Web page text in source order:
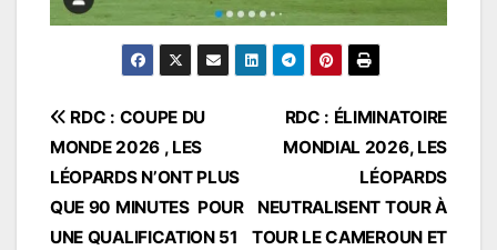
Navigation
de
l’article
RDC : ÉLIMINATOIRE
MONDIAL 2026, LES
LÉOPARDS
NEUTRALISENT TOUR À
TOUR LE CAMEROUN ET
RDC : COUPE DU
MONDE 2026 , LES
LÉOPARDS N’ONT PLUS
QUE 90 MINUTES POUR
UNE QUALIFICATION 51